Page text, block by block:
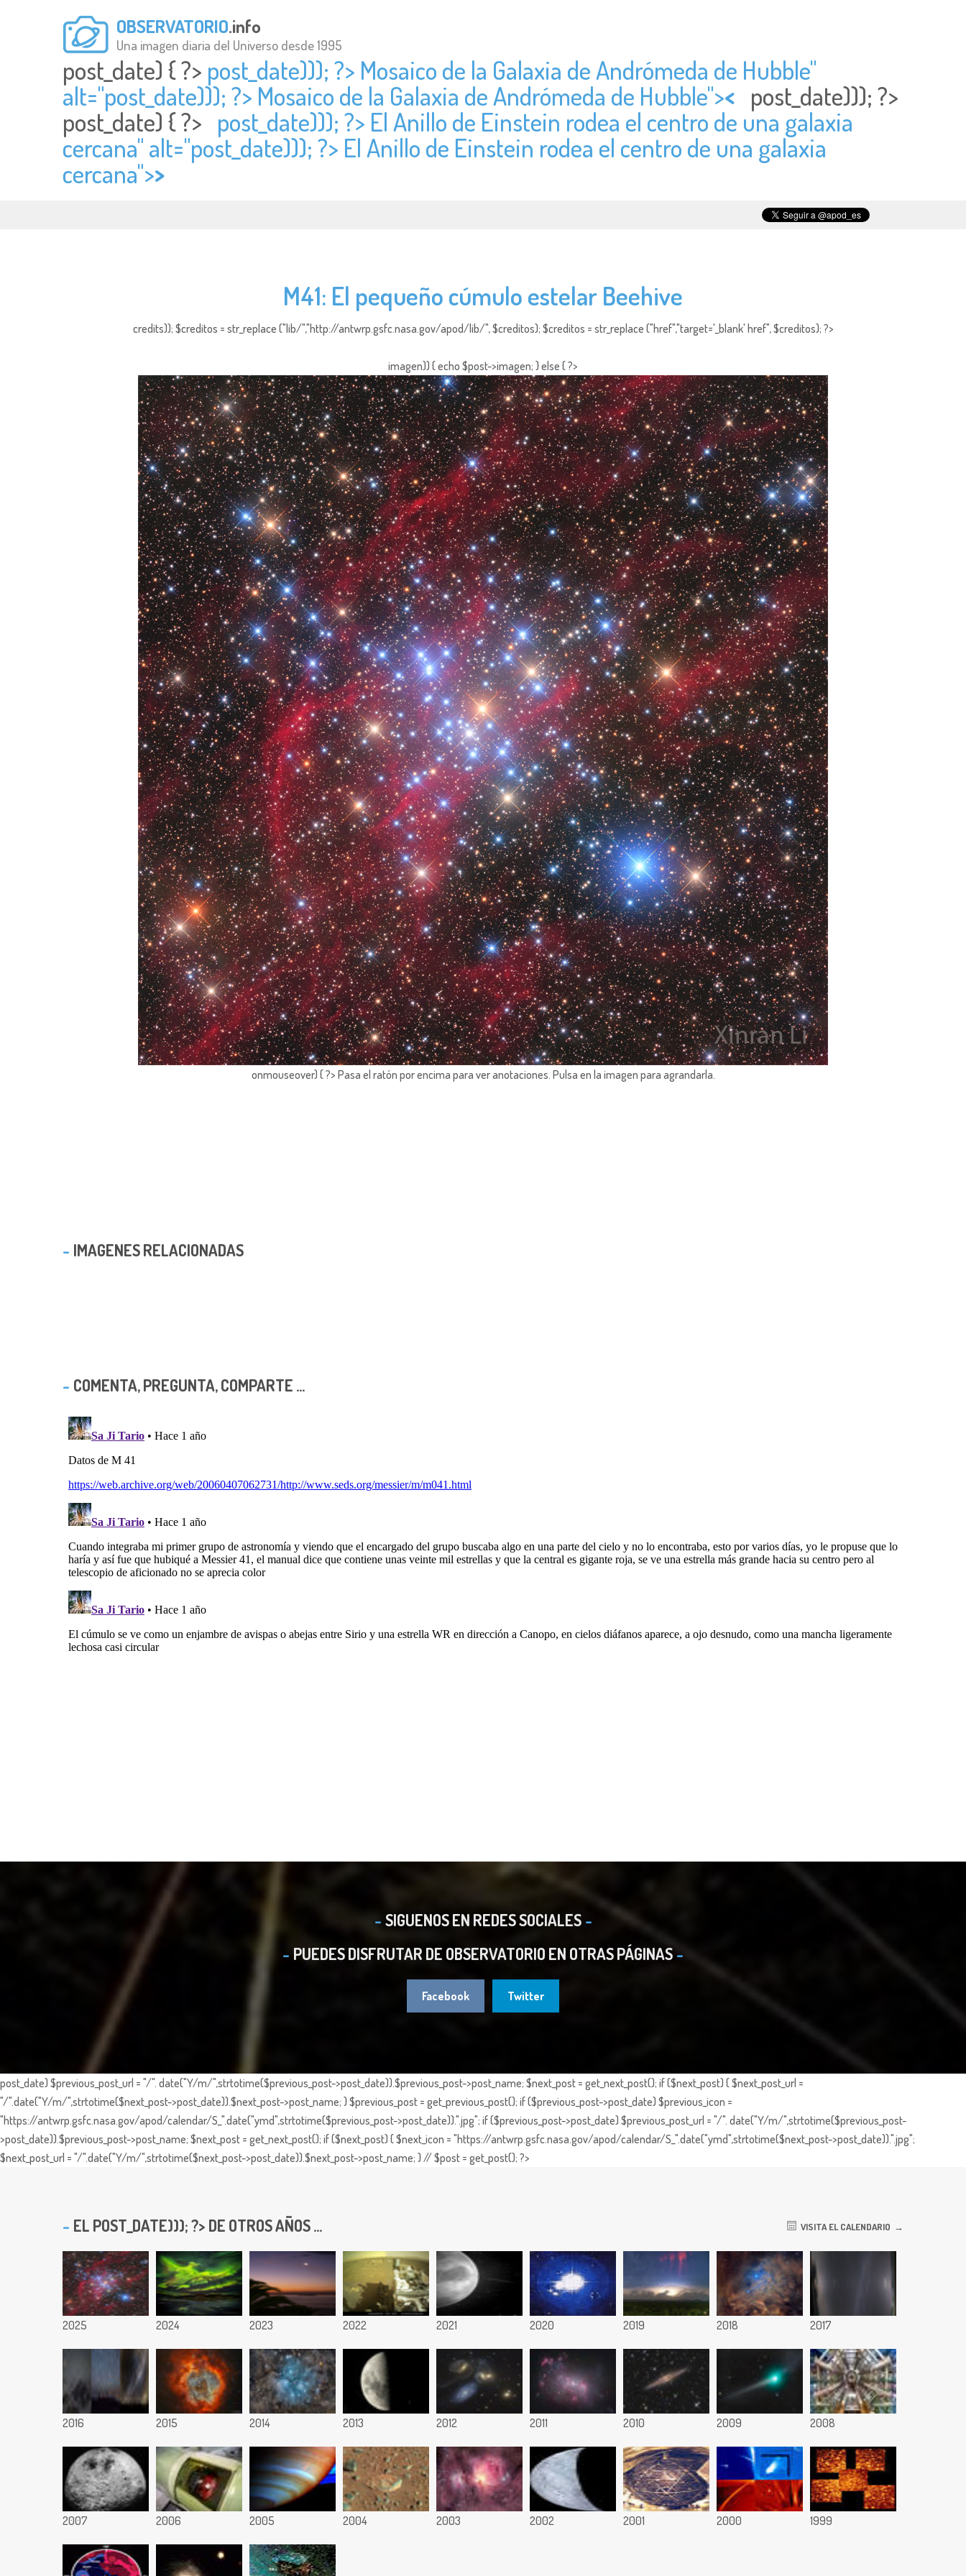
OBSERVATORIO.info
Una imagen diaria del Universo desde 1995
post_date) { ?> post_date))); ?> Mosaico de la Galaxia de Andrómeda de Hubble"
alt="post_date))); ?> Mosaico de la Galaxia de Andrómeda de Hubble">< post_date))); ?>
post_date) { ?> post_date))); ?> El Anillo de Einstein rodea el centro de una galaxia
cercana" alt="post_date))); ?> El Anillo de Einstein rodea el centro de una galaxia
cercana">>
M41: El pequeño cúmulo estelar Beehive
credits)); $creditos = str_replace ("lib/","http://antwrp.gsfc.nasa.gov/apod/lib/", $creditos); $creditos = str_replace ("href","target='_blank' href", $creditos); ?>
imagen)) { echo $post->imagen; } else { ?>
onmouseover) { ?> Pasa el ratón por encima para ver anotaciones. Pulsa en la imagen para agrandarla.
IMAGENES RELACIONADAS
COMENTA, PREGUNTA, COMPARTE ...
SIGUENOS EN REDES SOCIALES
PUEDES DISFRUTAR DE OBSERVATORIO EN OTRAS PÁGINAS
Facebook Twitter
post_date) $previous_post_url = "/". date("Y/m/",strtotime($previous_post->post_date)).$previous_post->post_name; $next_post = get_next_post(); if ($next_post) { $next_post_url =
"/".date("Y/m/",strtotime($next_post->post_date)).$next_post->post_name; } $previous_post = get_previous_post(); if ($previous_post->post_date) $previous_icon =
"https://antwrp.gsfc.nasa.gov/apod/calendar/S_".date("ymd",strtotime($previous_post->post_date)).".jpg"; if ($previous_post->post_date) $previous_post_url = "/". date("Y/m/",strtotime($previous_post-
>post_date)).$previous_post->post_name; $next_post = get_next_post(); if ($next_post) { $next_icon = "https://antwrp.gsfc.nasa.gov/apod/calendar/S_".date("ymd",strtotime($next_post->post_date)).".jpg";
$next_post_url = "/".date("Y/m/",strtotime($next_post->post_date)).$next_post->post_name; } // $post = get_post(); ?>
EL POST_DATE))); ?> DE OTROS AÑOS ... VISITA EL CALENDARIO
2025 2024 2023 2022 2021 2020 2019 2018 2017
2016 2015 2014 2013 2012 2011 2010 2009 2008
2007 2006 2005 2004 2003 2002 2001 2000 1999